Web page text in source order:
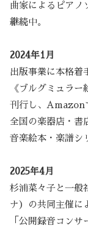
曲家によるピアノ
継続中。
2024年1月
出版事業に本格着
《ブルグミュラ
刊行し、Amazon
全国の楽器店・
音楽絵本・楽譜シ
2025年4月
杉浦菜々子と一般
ナ）の共同主催に
「公開録音コン